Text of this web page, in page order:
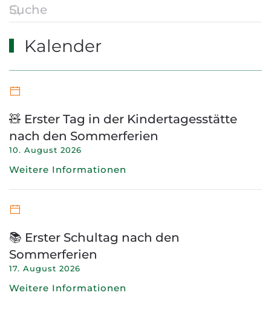
Kalender
🧸 Erster Tag in der Kindertagesstätte
nach den Sommerferien
10. August 2026
Weitere Informationen
📚 Erster Schultag nach den
Sommerferien
17. August 2026
Weitere Informationen